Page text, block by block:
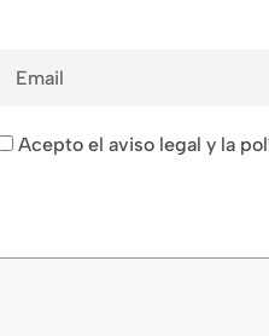
Acepto el aviso legal y la